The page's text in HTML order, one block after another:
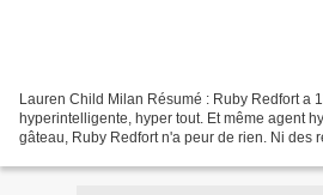
Lauren Child Milan Résumé : Ruby Redfort a
hyperintelligente, hyper tout. Et même agent
gâteau, Ruby Redfort n'a peur de rien. Ni des